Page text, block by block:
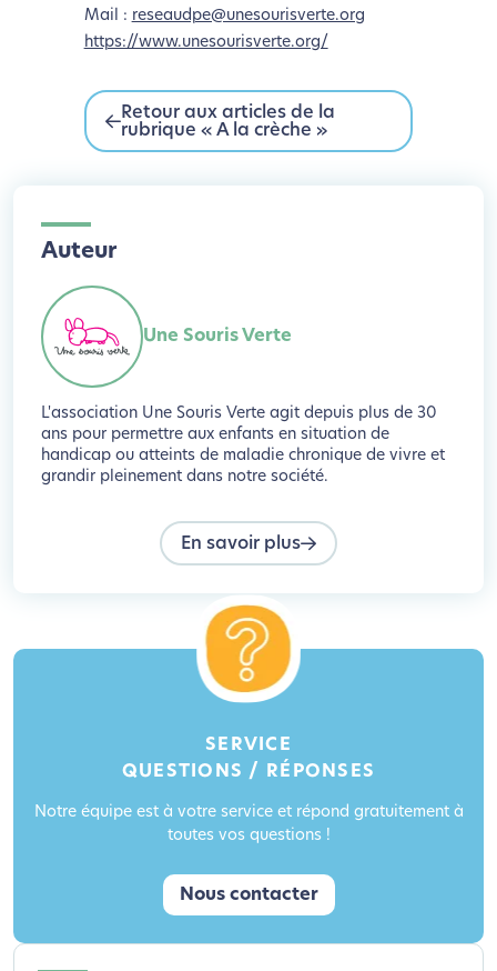
Mail : reseaudpe@unesourisverte.org
https://www.unesourisverte.org/
Retour aux articles de la
rubrique « A la crèche »
Auteur
Une Souris Verte
L'association Une Souris Verte agit depuis plus de 30
ans pour permettre aux enfants en situation de
handicap ou atteints de maladie chronique de vivre et
grandir pleinement dans notre société.
En savoir plus
SERVICE
QUESTIONS / RÉPONSES
Notre équipe est à votre service et répond gratuitement à
toutes vos questions !
Nous contacter